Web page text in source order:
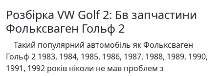
Розбірка VW Golf 2: Бв запчастини
Фольксваген Гольф 2
Такий популярний автомобіль як Фольксваген
Гольф 2 1983, 1984, 1985, 1986, 1987, 1988, 1989, 1990,
1991, 1992 років ніколи не мав проблем з